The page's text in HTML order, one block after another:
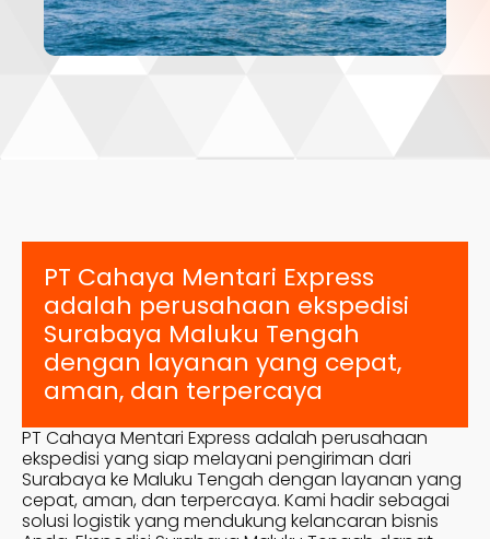
PT Cahaya Mentari Express
adalah perusahaan ekspedisi
Surabaya Maluku Tengah
dengan layanan yang cepat,
aman, dan terpercaya
PT Cahaya Mentari Express adalah perusahaan
ekspedisi yang siap melayani pengiriman dari
Surabaya ke Maluku Tengah dengan layanan yang
cepat, aman, dan terpercaya. Kami hadir sebagai
solusi logistik yang mendukung kelancaran bisnis